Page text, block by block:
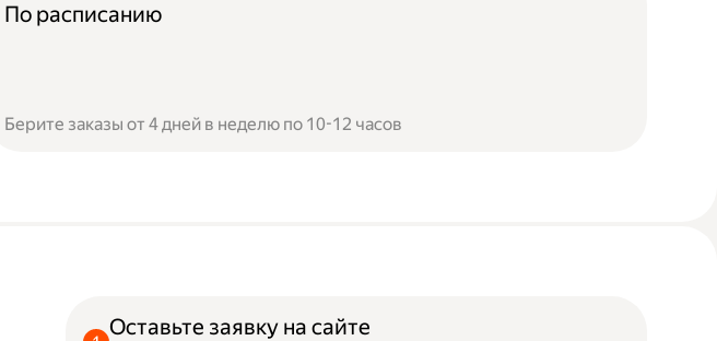
По расписанию
Берите заказы от 4 дней в неделю по 10-12 часов
Оставьте заявку на сайте